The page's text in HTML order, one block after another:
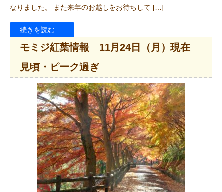
なりました。 また来年のお越しをお待ちして […]
続きを読む
モミジ紅葉情報 11月24日（月）現在
見頃・ピーク過ぎ